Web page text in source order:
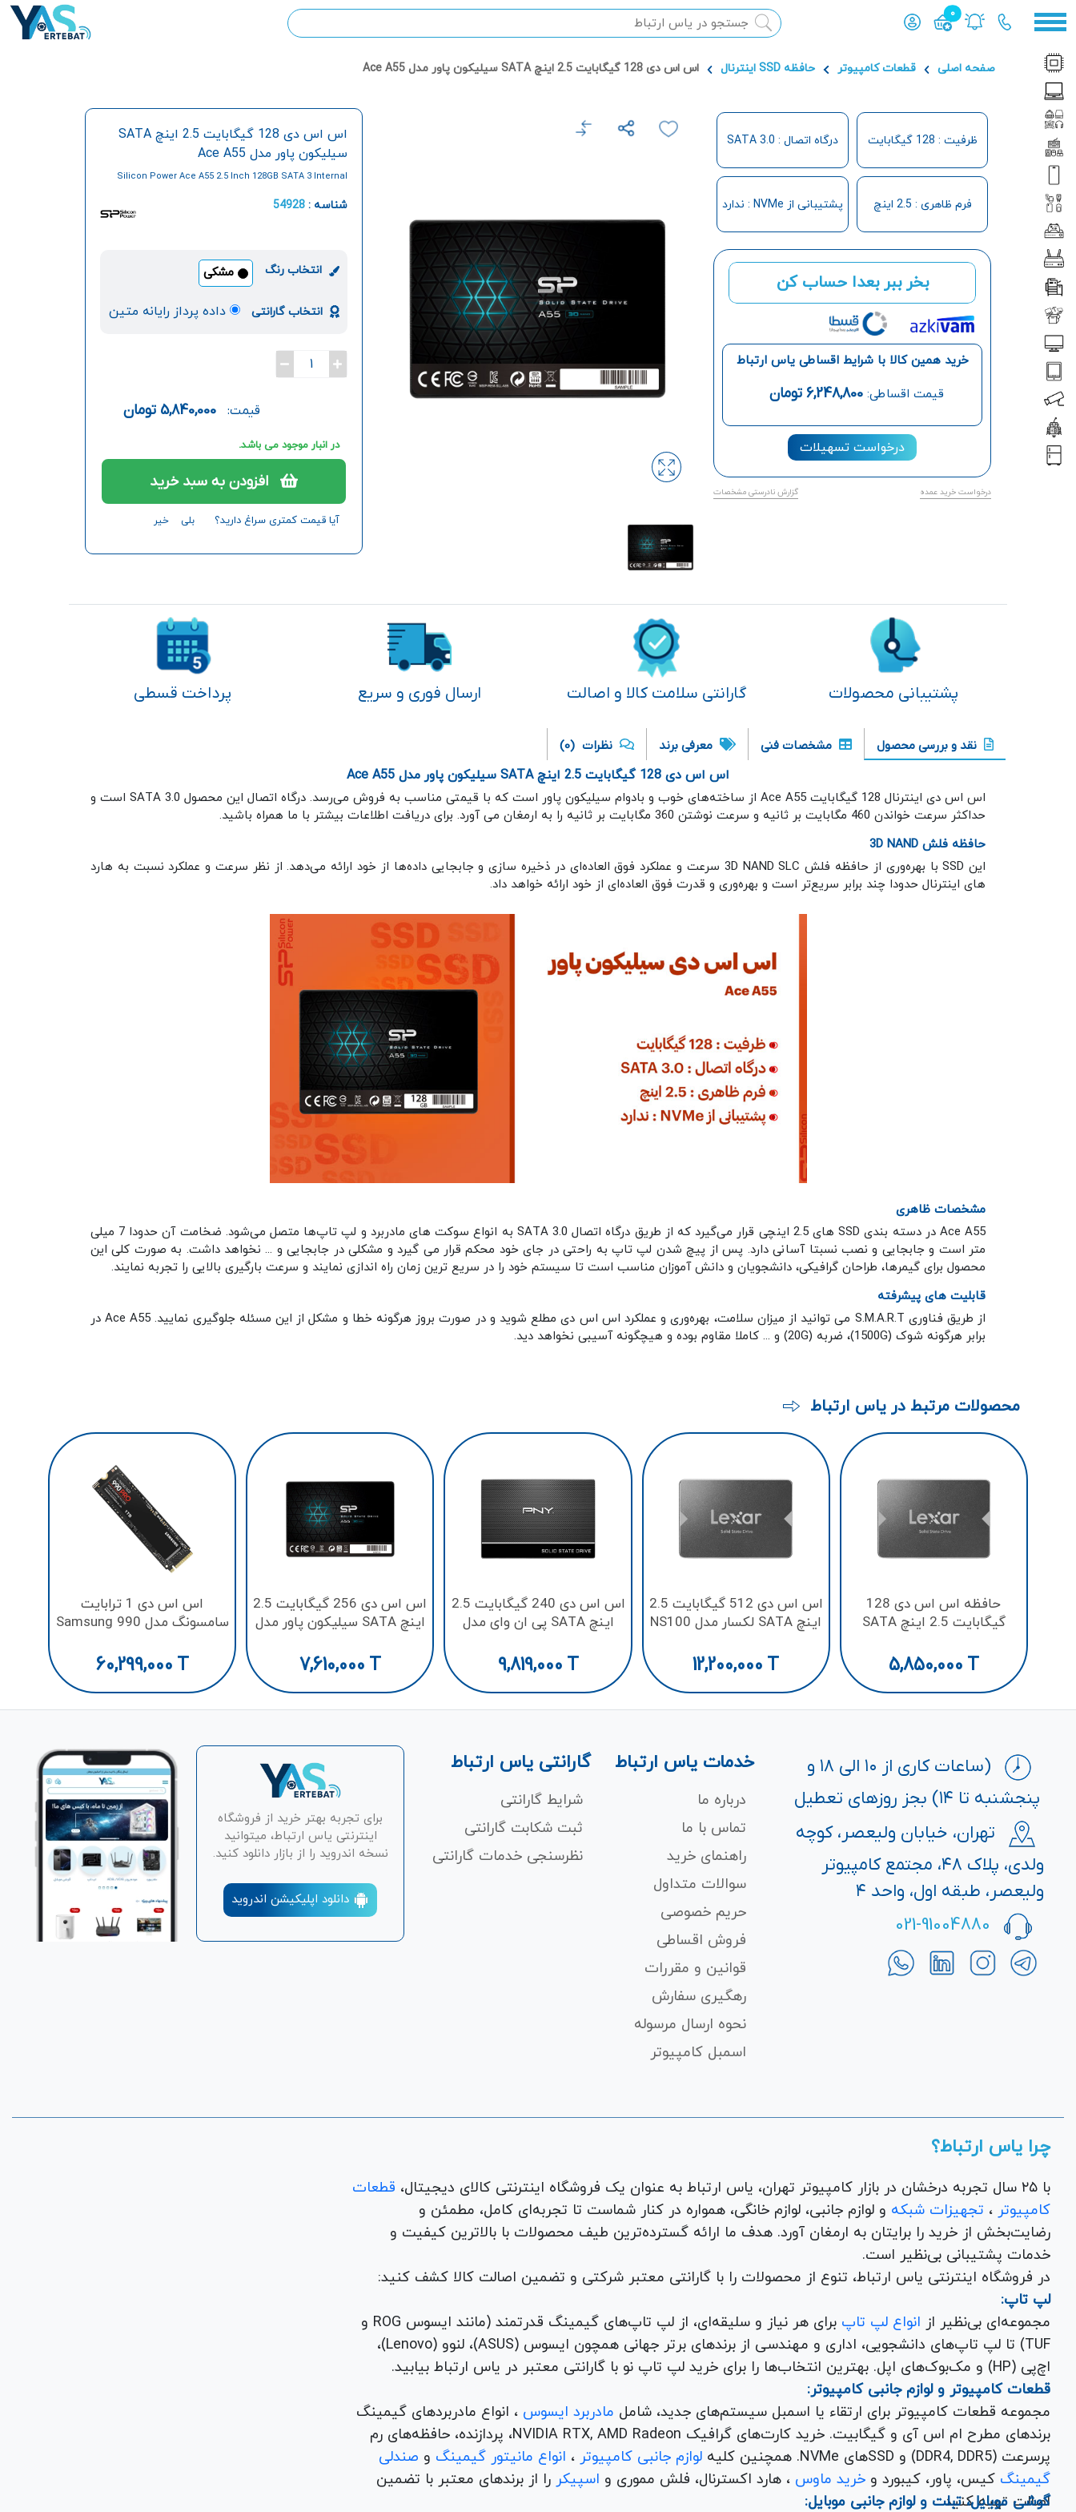
0
محصول افزوده شده به سبد
صفحه اصلی قطعات کامپیوتر حافظه SSD اینترنال اس اس دی 128 گیگابایت 2.5 اینچ SATA سیلیکون پاور مدل Ace A55
ظرفیت : 128 گیگابایت درگاه اتصال : SATA 3.0
فرم ظاهری : 2.5 اینچ پشتیبانی از NVMe : ندارد
بخر ببر بعدا حساب کن
خرید همین کالا با شرایط اقساطی یاس ارتباط
قیمت اقساطی:6,248,800 تومان
درخواست تسهیلات
درخواست خرید عمده گزارش نادرستی مشخصات
اس اس دی 128 گیگابایت 2.5 اینچ SATA
سیلیکون پاور مدل Ace A55
Silicon Power Ace A55 2.5 Inch 128GB SATA 3 Internal
شناسه :54928
انتخاب رنگ مشکی
انتخاب گارانتی داده پرداز رایانه متین
1
قیمت: 5,840,000 تومان
در انبار موجود می باشد.
افزودن به سبد خرید
آیا قیمت کمتری سراغ دارید؟ بلی خیر
پشتیبانی محصولات گارانتی سلامت کالا و اصالت ارسال فوری و سریع پرداخت قسطی
نقد و بررسی محصول مشخصات فنی معرفی برند نظرات (0)
اس اس دی 128 گیگابایت 2.5 اینچ SATA سیلیکون پاور مدل Ace A55
اس اس دی اینترنال 128 گیگابایت Ace A55 از ساخته‌های خوب و بادوام سیلیکون پاور است که با قیمتی مناسب به فروش می‌رسد. درگاه اتصال این محصول SATA 3.0 است و
حداکثر سرعت خواندن 460 مگابایت بر ثانیه و سرعت نوشتن 360 مگابایت بر ثانیه را به ارمغان می آورد. برای دریافت اطلاعات بیشتر با ما همراه باشید.
حافظه فلش 3D NAND
این SSD با بهره‌وری از حافظه فلش 3D NAND SLC سرعت و عملکرد فوق العاده‌ای در ذخیره سازی و جابجایی داده‌ها از خود ارائه می‌دهد. از نظر سرعت و عملکرد نسبت به هارد
های اینترنال حدودا چند برابر سریع‌تر است و بهره‌وری و قدرت فوق العاده‌ای از خود ارائه خواهد داد.
مشخصات ظاهری
Ace A55 در دسته بندی SSD های 2.5 اینچی قرار می‌گیرد که از طریق درگاه اتصال SATA 3.0 به انواع سوکت های مادربرد و لپ تاپ‌ها متصل می‌شود. ضخامت آن حدودا 7 میلی
متر است و جابجایی و نصب نسبتا آسانی دارد. پس از پیچ شدن لپ تاپ به راحتی در جای خود محکم قرار می گیرد و مشکلی در جابجایی و ... نخواهد داشت. به صورت کلی این
محصول برای گیمرها، طراحان گرافیکی، دانشجویان و دانش آموزان مناسب است تا سیستم خود را در سریع ترین زمان راه اندازی نمایند و سرعت بارگیری بالایی را تجربه نمایند.
قابلیت های پیشرفته
از طریق فناوری S.M.A.R.T می توانید از میزان سلامت، بهره‌وری و عملکرد اس اس دی مطلع شوید و در صورت بروز هرگونه خطا و مشکل از این مسئله جلوگیری نمایید. Ace A55 در
برابر هرگونه شوک (1500G)، ضربه (20G) و ... کاملا مقاوم بوده و هیچگونه آسیبی نخواهد دید.
محصولات مرتبط در یاس ارتباط
حافظه اس اس دی 128
گیگابایت 2.5 اینچ SATA
5,850,000 T
اس اس دی 512 گیگابایت 2.5
اینچ SATA لکسار مدل NS100
12,200,000 T
اس اس دی 240 گیگابایت 2.5
اینچ SATA پی ان وای مدل
9,819,000 T
اس اس دی 256 گیگابایت 2.5
اینچ SATA سیلیکون پاور مدل
7,610,000 T
اس اس دی 1 ترابایت
سامسونگ مدل Samsung 990
60,299,000 T
(ساعات کاری از ۱۰ الی ۱۸ و
پنجشنبه تا ۱۴) بجز روزهای تعطیل
تهران، خیابان ولیعصر، کوچه
ولدی، پلاک ۴۸، مجتمع کامپیوتر
ولیعصر، طبقه اول، واحد ۴
021-91004880
خدمات یاس ارتباط
درباره ما
تماس با ما
راهنمای خرید
سوالات متداول
حریم خصوصی
فروش اقساطی
قوانین و مقررات
رهگیری سفارش
نحوه ارسال مرسوله
اسمبل کامپیوتر
گارانتی یاس ارتباط
شرایط گارانتی
ثبت شکابت‌ گارانتی
نظرسنجی خدمات گارانتی
برای تجربه بهتر خرید از فروشگاه
اینترنتی یاس ارتباط، میتوانید
نسخه اندروید را از بازار دانلود کنید.
دانلود اپلیکیشن اندروید
چرا یاس ارتباط؟
با ۲۵ سال تجربه درخشان در بازار کامپیوتر تهران، یاس ارتباط به عنوان یک فروشگاه اینترنتی کالای دیجیتال،
قطعات
کامپیوتر ، تجهیزات شبکه
و لوازم جانبی، لوازم خانگی، همواره در کنار شماست تا تجربه‌ای کامل، مطمئن و
رضایت‌بخش از خرید را برایتان به ارمغان آورد. هدف ما ارائه گسترده‌ترین طیف محصولات با بالاترین کیفیت و
خدمات پشتیبانی بی‌نظیر است.
در فروشگاه اینترنتی یاس ارتباط، تنوع از محصولات را با گارانتی معتبر شرکتی و تضمین اصالت کالا کشف کنید:
لپ تاپ:
مجموعه‌ای بی‌نظیر از انواع لپ تاپ
برای هر نیاز و سلیقه‌ای، از لپ تاپ‌های گیمینگ قدرتمند (مانند ایسوس ROG و
TUF) تا لپ تاپ‌های دانشجویی، اداری و مهندسی از برندهای برتر جهانی همچون ایسوس (ASUS)، لنوو (Lenovo)،
اچ‌پی (HP) و مک‌بوک‌های اپل. بهترین انتخاب‌ها را برای خرید لپ تاپ نو با گارانتی معتبر در یاس ارتباط بیابید.
قطعات کامپیوتر و لوازم جانبی کامپیوتر:
مجموعه قطعات کامپیوتر برای ارتقاء یا اسمبل سیستم‌های جدید، شامل مادربرد ایسوس ، انواع مادربردهای گیمینگ
برندهای مطرح ام اس آی و گیگابیت. خرید کارت‌های گرافیک NVIDIA RTX, AMD Radeon، پردازنده‌، حافظه‌های رم
پرسرعت (DDR4, DDR5) و SSDهای NVMe. همچنین کلیه
لوازم جانبی کامپیوتر ، انواع مانیتور گیمینگ
صندلی
گیمینگ کیس، پاور، کیبورد و خرید ماوس ، هارد اکسترنال، فلش مموری و اسپیکر را از برندهای معتبر با تضمین
اصالت تهیه کنید.
گوشی موبایل، تبلت و لوازم جانبی موبایل: